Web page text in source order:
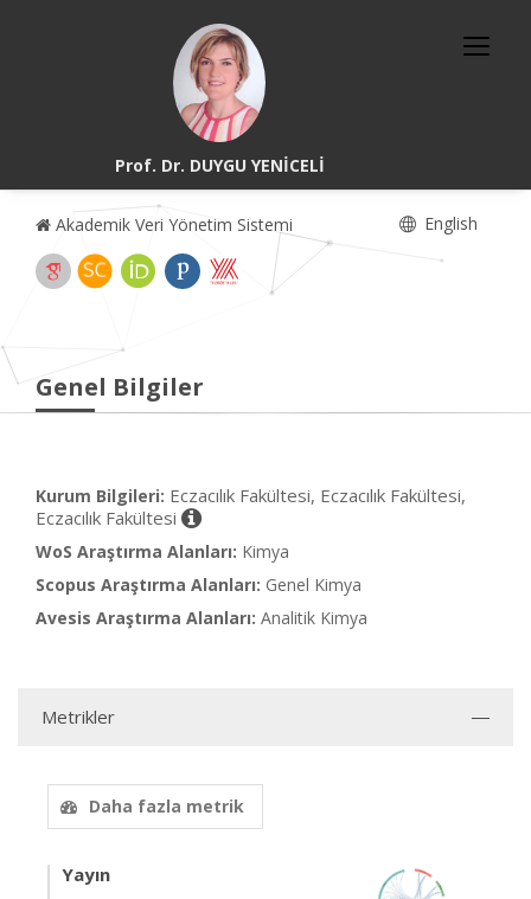
Prof. Dr. DUYGU YENİCELİ
Akademik Veri Yönetim Sistemi English
Genel Bilgiler
Kurum Bilgileri: Eczacılık Fakültesi, Eczacılık Fakültesi,
Eczacılık Fakültesi
WoS Araştırma Alanları: Kimya
Scopus Araştırma Alanları: Genel Kimya
Avesis Araştırma Alanları: Analitik Kimya
Metrikler
Daha fazla metrik
Yayın